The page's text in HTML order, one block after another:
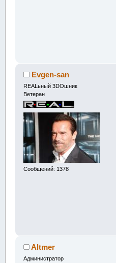
Evgen-san
REALьный 3DOшник
Ветеран
Сообщений: 1378
Altmer
Администратор